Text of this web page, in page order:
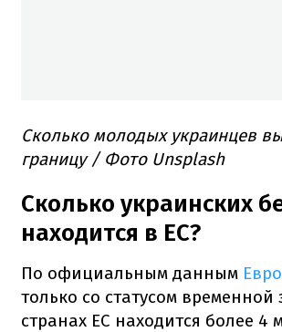
Сколько молодых украинцев
границу / Фото Unsplash
Сколько украинских
находится в ЕС?
По официальным данным
только со статусом
странах ЕС находится более 4